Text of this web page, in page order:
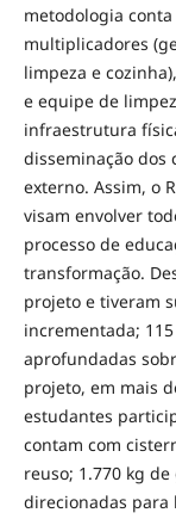
metodologia
multiplicadores
limpeza e
e equipe de
infraestrutura
disseminação dos
externo. Assim, o
visam envolver
processo de
transformação.
projeto e tiveram
incrementada;
aprofundadas
projeto, em mais
estudantes
contam com
reuso; 1.770 kg
direcionadas para